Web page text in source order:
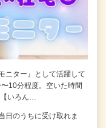
ニター』として活躍して
10分程度。空いた時間
いろん…
のうちに受け取れま